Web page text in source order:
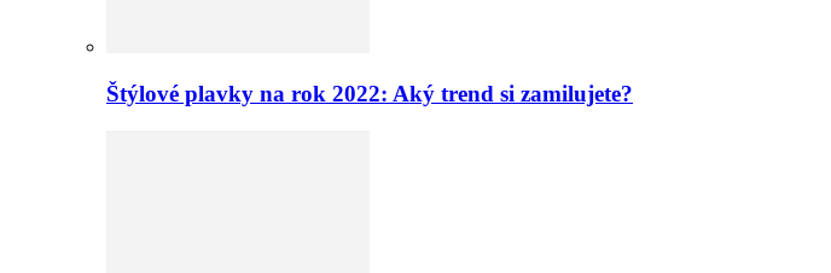
Štýlové plavky na rok 2022: Aký trend si zamilujete?